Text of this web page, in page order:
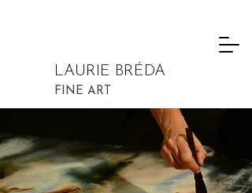
LAURIE BRÉDA
FINE ART